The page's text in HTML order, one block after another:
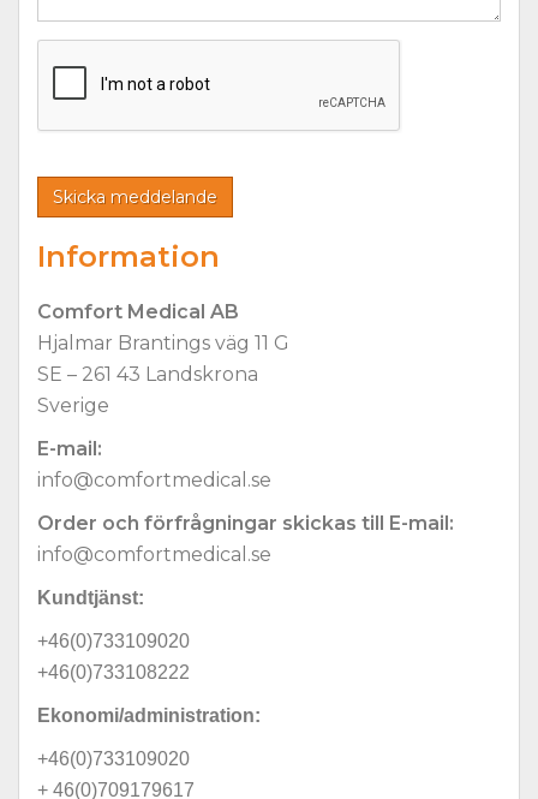
Information
Comfort Medical AB
Hjalmar Brantings väg 11 G
SE – 261 43 Landskrona
Sverige
E-mail:
info@comfortmedical.se
Order och förfrågningar skickas till E-mail:
info@comfortmedical.se
Kundtjänst:
+46(0)733109020
+46(0)733108222
Ekonomi/administration:
+46(0)733109020
+ 46(0)709179617